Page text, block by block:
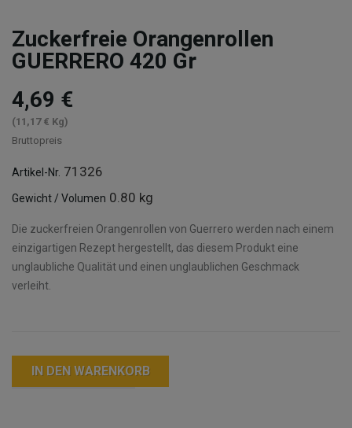
Zuckerfreie Orangenrollen
GUERRERO 420 Gr
4,69 €
(11,17 € Kg)
Bruttopreis
Artikel-Nr. 71326
Gewicht / Volumen 0.80 kg
Die zuckerfreien Orangenrollen von Guerrero werden nach einem
einzigartigen Rezept hergestellt, das diesem Produkt eine
unglaubliche Qualität und einen unglaublichen Geschmack
verleiht.
IN DEN WARENKORB